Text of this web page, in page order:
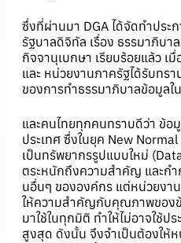
ซึ่งที่ผ่านมา DGA ได้จัดทำปร
รัฐบาลดิจิทัล เรื่อง ธรรมาภิบา
กิจจานุเบกษา เรียบร้อยแล้ว
และ หน่วยงานภาครัฐได้รับทร
ของการทำธรรมาภิบาลข้อมูลใ
และคนไทยทุกคนทราบดีว่า ข้
ประเทศ ซึ่งในยุค New
เป็นทรัพยากรรูปแบบใหม่
ตระหนักถึงความสำคัญ และก
นอื่นๆ ขององค์กร แต่หน่วยงา
ให้ความสำคัญกับคุณภาพของ
มาใช้ในทุกมิติ ทำให้ไม่อาจใช้ป
สูงสุด ดังนั้น จึงจำเป็นต้องให้